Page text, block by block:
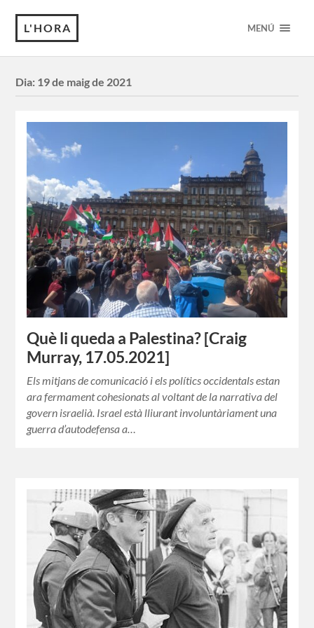
L'HORA MENÚ
Dia: 19 de maig de 2021
Què li queda a Palestina? [Craig
Murray, 17.05.2021]
Els mitjans de comunicació i els polítics occidentals estan
ara fermament cohesionats al voltant de la narrativa del
govern israelià. Israel està lliurant involuntàriament una
guerra d’autodefensa a…